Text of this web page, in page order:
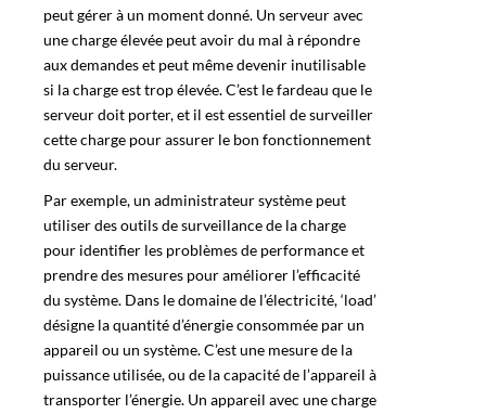
peut gérer à un moment donné. Un serveur avec
une charge élevée peut avoir du mal à répondre
aux demandes et peut même devenir inutilisable
si la charge est trop élevée. C’est le fardeau que le
serveur doit porter, et il est essentiel de surveiller
cette charge pour assurer le bon fonctionnement
du serveur.
Par exemple, un administrateur système peut
utiliser des outils de surveillance de la charge
pour identifier les problèmes de performance et
prendre des mesures pour améliorer l’efficacité
du système. Dans le domaine de l’électricité, ‘load’
désigne la quantité d’énergie consommée par un
appareil ou un système. C’est une mesure de la
puissance utilisée, ou de la capacité de l’appareil à
transporter l’énergie. Un appareil avec une charge